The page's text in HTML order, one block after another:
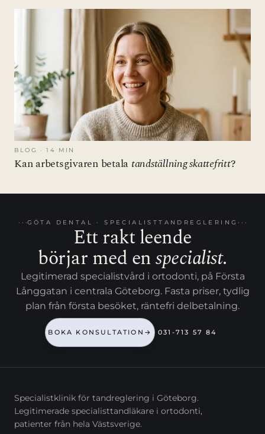
BLOG · 14 MIN
Kan arbetsgivaren betala tandställning skattefritt?
GÖTA DENTAL · SPECIALISTTANDREGLERING
Ett rakt leende
börjar med enspecialist.
Legitimerad specialistvård i ortodonti, på Första
Långgatan i centrala Göteborg. Fasta priser, tydlig
plan från första besöket, räntefri delbetalning.
BOKA KONSULTATION → 031-713 57 84
Specialistklinik för tandreglering i Göteborg.
Legitimerade specialisttandläkare i ortodonti,
patienter från hela Västsverige.